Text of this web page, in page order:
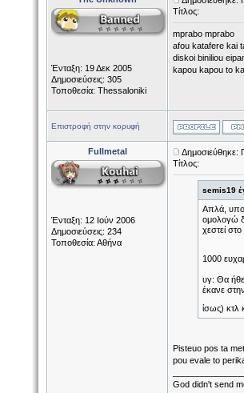
Ένταξη: 19 Δεκ 2005
Δημοσιεύσεις: 305
Τοποθεσία: Thessaloniki
Τίτλος:
mprabo mprabo
afou katafere kai
diskoi biniliou
kapou kapou to
Επιστροφή στην κορυφή
Fullmetal
Ένταξη: 12 Ιούν 2006
Δημοσιεύσεις: 234
Τοποθεσία: Αθήνα
Δημοσιεύθηκε:
Τίτλος:
semis19
Απλά,
ομολογώ
χεστεί
1000
υγ: Θα
έκανε
ίσως) κτλ
Pisteuo pos ta
pou evale to
God didn't send